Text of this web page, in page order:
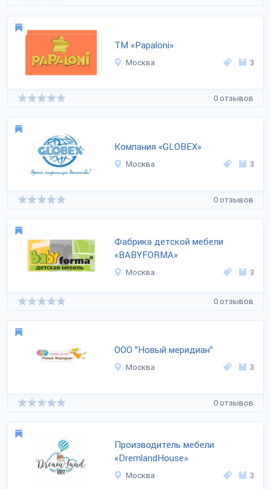
ТМ «Papaloni»
Москва 3
0 отзывов
Компания «GLOBEX»
Москва 3
0 отзывов
Фабрика детской мебели
«BABYFORMA»
Москва 3
0 отзывов
ООО "Новый меридиан"
Москва 3
0 отзывов
Производитель мебели
«DremlandHouse»
Москва 3